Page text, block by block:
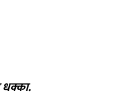
धक्का.